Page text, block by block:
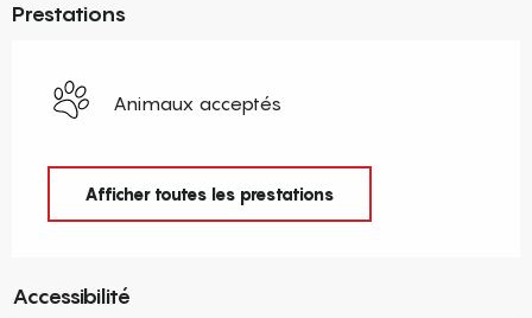
Prestations
Animaux acceptés
Afficher toutes les prestations
Accessibilité